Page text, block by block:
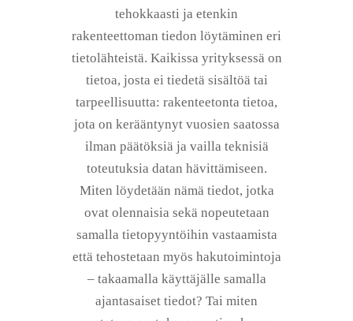
tehokkaasti ja etenkin
rakenteettoman tiedon löytäminen eri
tietolähteistä. Kaikissa yrityksessä on
tietoa, josta ei tiedetä sisältöä tai
tarpeellisuutta: rakenteetonta tietoa,
jota on kerääntynyt vuosien saatossa
ilman päätöksiä ja vailla teknisiä
toteutuksia datan hävittämiseen.
Miten löydetään nämä tiedot, jotka
ovat olennaisia sekä nopeutetaan
samalla tietopyyntöihin vastaamista
että tehostetaan myös hakutoimintoja
– takaamalla käyttäjälle samalla
ajantasaiset tiedot? Tai miten